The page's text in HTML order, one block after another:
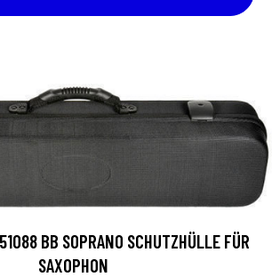
BB SOPRANO SCHUTZHÜLLE FÜR
SAXOPHON